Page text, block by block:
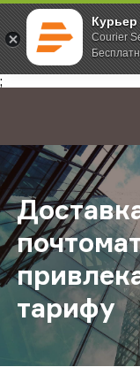
Courier
;
Главная О
тарифу